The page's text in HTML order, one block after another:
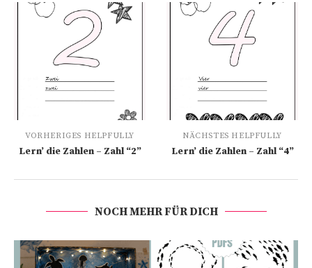
VORHERIGES HELPFULLY
Lern’ die Zahlen – Zahl “2”
NÄCHSTES HELPFULLY
Lern’ die Zahlen – Zahl “4”
NOCH MEHR FÜR DICH